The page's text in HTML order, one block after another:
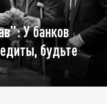
У банков
будьте